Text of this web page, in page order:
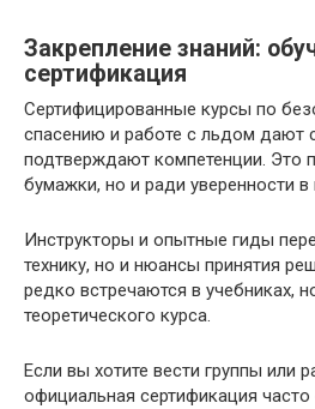
Закрепление знаний:
сертификация
Сертифицированные курсы по
спасению и работе с льдом дают
подтверждают компетенции. Это
бумажки, но и ради уверенности в
Инструкторы и опытные гиды
технику, но и нюансы принятия
редко встречаются в учебниках,
теоретического курса.
Если вы хотите вести группы или
официальная сертификация часто